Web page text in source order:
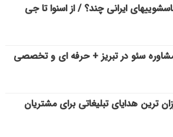
ماشین لباسشویی‎های ایرانی چند؟ / از اسنوا تا جی
سئو در تبریز + حرفه ای و تخصصی
ترین هدایای تبلیغاتی برای مشتریان